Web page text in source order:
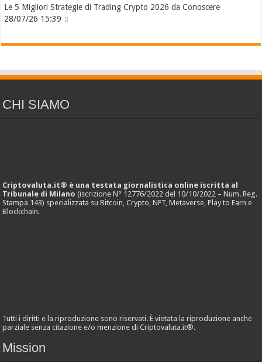
Le 5 Migliori Strategie di Trading Crypto 2026 da Conoscere
28/07/26 15:39
CHI SIAMO
Criptovaluta.it® è una testata giornalistica online iscritta al
Tribunale di Milano (iscrizione N° 12776/2022 del 10/10/2022 – Num. Reg.
Stampa 143) specializzata su Bitcoin, Crypto, NFT, Metaverse, Play to Earn e
Blockchain.
Tutti i diritti e la riproduzione sono riservati. È vietata la riproduzione anche
parziale senza citazione e/o menzione di Criptovaluta.it®.
Mission